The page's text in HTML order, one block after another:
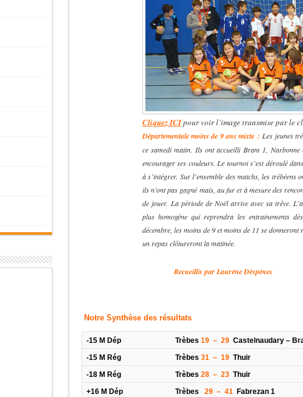
Cliquez ICIpour voir l’image transmise par le
Départementale moins de 9 ans mixte : Les jeunes
ce samedi matin. Ils ont accueilli Bram 1,
encourager ses couleurs. Le tournoi s’est déroulé
à s’intégrer. Sur l’ensemble des matchs, les trébéens
ils n’ont pas gagné mais, au fur et à mesure des
de jouer. La période de Noël arrive avec sa trêve.
plus homogène qui reprendra les entrainements
décembre, les moins de 9 et moins de 11 se
un repas clôtureront la matinée.
Recueillis par Laurène Dèspènes
Notre Synthèse des résultats
-15 M Dép Trèbes 19 – 29Castelnaudary –
-15 M Rég
Trèbes 31 – 19Thuir
-18 M Rég
Trèbes 28 – 23Thuir
+16 M Dép
Trèbes 29 – 41Fabrezan 1